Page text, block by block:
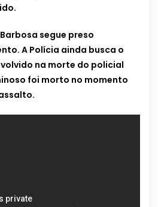
segue preso
A Polícia ainda busca o
na morte do policial
foi morto no momento